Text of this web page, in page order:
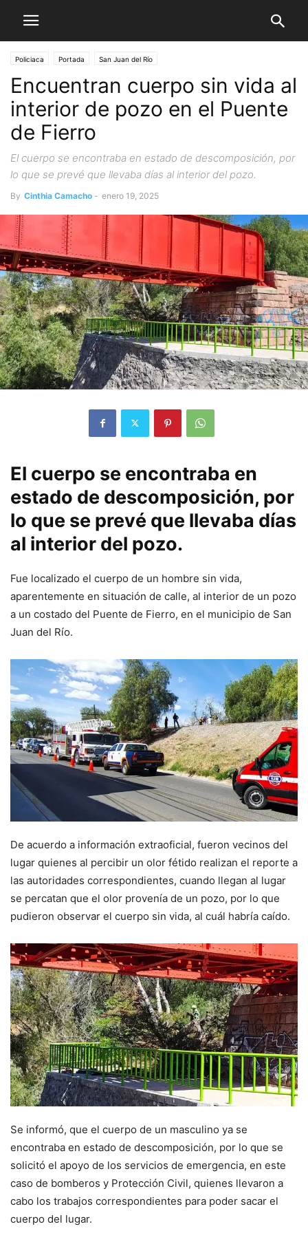
Policiaca Portada San Juan del Río
Encuentran cuerpo sin vida al
interior de pozo en el Puente
de Fierro
El cuerpo se encontraba en estado de descomposición, por
lo que se prevé que llevaba días al interior del pozo.
By Cinthia Camacho - enero 19, 2025
El cuerpo se encontraba en
estado de descomposición, por
lo que se prevé que llevaba días
al interior del pozo.
Fue localizado el cuerpo de un hombre sin vida,
aparentemente en situación de calle, al interior de un pozo
a un costado del Puente de Fierro, en el municipio de San
Juan del Río.
De acuerdo a información extraoficial, fueron vecinos del
lugar quienes al percibir un olor fétido realizan el reporte a
las autoridades correspondientes, cuando llegan al lugar
se percatan que el olor provenía de un pozo, por lo que
pudieron observar el cuerpo sin vida, al cuál habría caído.
Se informó, que el cuerpo de un masculino ya se
encontraba en estado de descomposición, por lo que se
solicitó el apoyo de los servicios de emergencia, en este
caso de bomberos y Protección Civil, quienes llevaron a
cabo los trabajos correspondientes para poder sacar el
cuerpo del lugar.